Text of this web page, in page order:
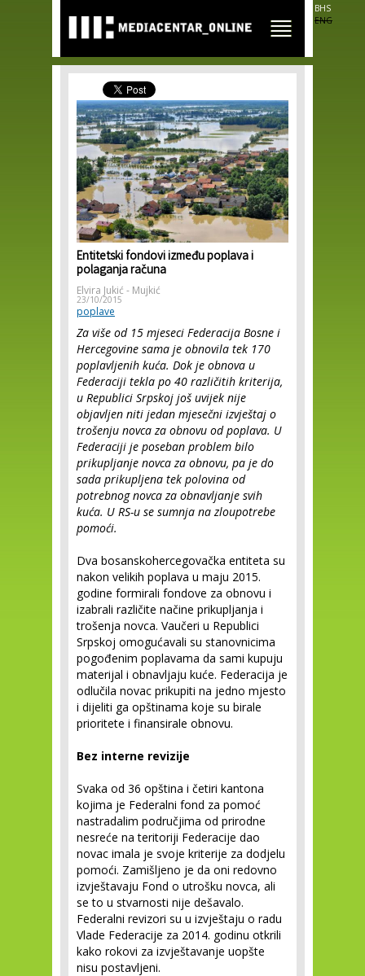
main
content
BHS
ENG
Entitetski fondovi između poplava i
polaganja računa
Elvira Jukić - Mujkić
23/10/2015
poplave
Za više od 15 mjeseci Federacija Bosne i
Hercegovine sama je obnovila tek 170
poplavljenih kuća. Dok je obnova u
Federaciji tekla po 40 različitih kriterija,
u Republici Srpskoj još uvijek nije
objavljen niti jedan mjesečni izvještaj o
trošenju novca za obnovu od poplava. U
Federaciji je poseban problem bilo
prikupljanje novca za obnovu, pa je do
sada prikupljena tek polovina od
potrebnog novca za obnavljanje svih
kuća. U RS-u se sumnja na zloupotrebe
pomoći.
Dva bosanskohercegovačka entiteta su
nakon velikih poplava u maju 2015.
godine formirali fondove za obnovu i
izabrali različite načine prikupljanja i
trošenja novca. Vaučeri u Republici
Srpskoj omogućavali su stanovnicima
pogođenim poplavama da sami kupuju
materijal i obnavljaju kuće. Federacija je
odlučila novac prikupiti na jedno mjesto
i dijeliti ga opštinama koje su birale
prioritete i finansirale obnovu.
Bez interne revizije
Svaka od 36 opština i četiri kantona
kojima je Federalni fond za pomoć
nastradalim područjima od prirodne
nesreće na teritoriji Federacije dao
novac imala je svoje kriterije za dodjelu
pomoći. Zamišljeno je da oni redovno
izvještavaju Fond o utrošku novca, ali
se to u stvarnosti nije dešavalo.
Federalni revizori su u izvještaju o radu
Vlade Federacije za 2014. godinu otkrili
kako rokovi za izvještavanje uopšte
nisu postavljeni.